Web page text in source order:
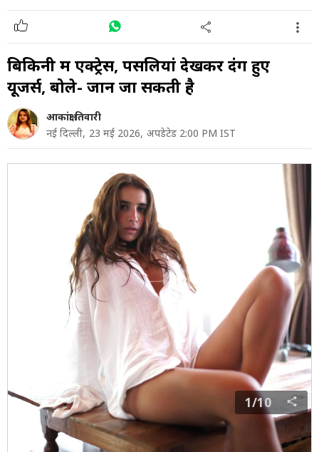
बिकिनी में एक्ट्रेस, पसलियां देखकर दंग हुए
यूजर्स, बोले- जान जा सकती है
आकांक्षा तिवारी
नई दिल्ली, 23 मई 2026, अपडेटेड 2:00 PM IST
1/10